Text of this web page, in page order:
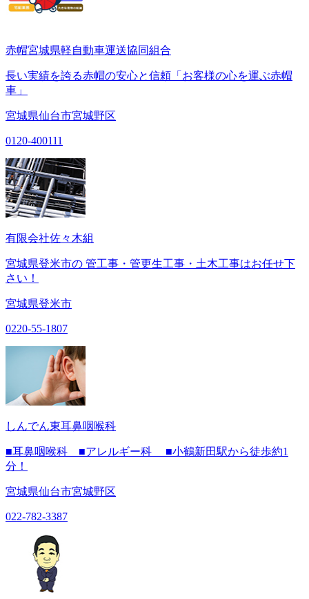
赤帽宮城県軽自動車運送協同組合
長い実績を誇る赤帽の安心と信頼「お客様の心を運ぶ赤帽
車」
宮城県仙台市宮城野区
0120-400111
有限会社佐々木組
宮城県登米市の 管工事・管更生工事・土木工事はお任せ下
さい！
宮城県登米市
0220-55-1807
しんでん東耳鼻咽喉科
■耳鼻咽喉科 ■アレルギー科 ■小鶴新田駅から徒歩約1
分！
宮城県仙台市宮城野区
022-782-3387